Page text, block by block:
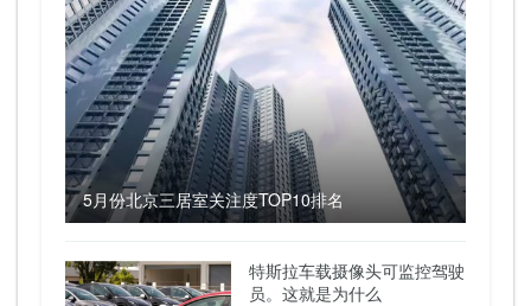
5月份北京三居室关注度TOP10排名
特斯拉车载摄像头可监控驾驶
员。这就是为什么